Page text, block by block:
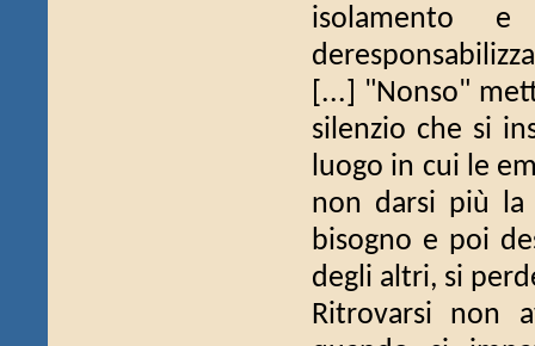
isolamento e
[...] "Nonso"
silenzio che si
luogo in cui le
non darsi più la
bisogno e poi
degli altri, si
Ritrovarsi non